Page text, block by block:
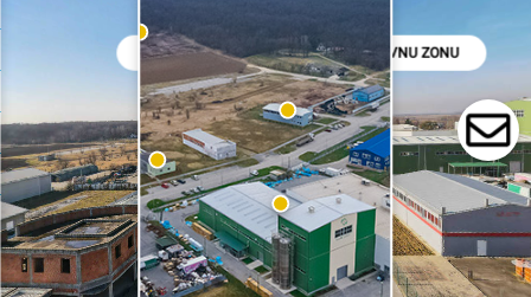
POSTUPAK I UVJETI ULASKA U POSLOVNU ZONU
POSLOVNA ZONA